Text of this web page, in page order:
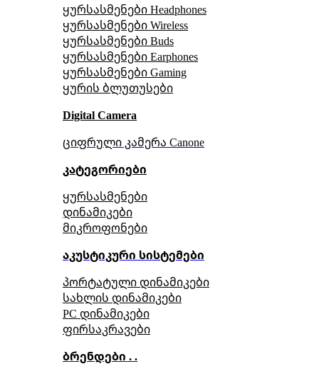
ყურსასმენები Headphones
ყურსასმენები Wireless
ყურსასმენები Buds
ყურსასმენები Earphones
ყურსასმენები Gaming
ყურის ბლუთუსები
Digital Camera
ციფრული კამერა Сanone
კატეგორიები
ყურსასმენები
დინამიკები
მიკროფონები
აკუსტიკური სისტემები
პორტატული დინამიკები
სახლის დინამიკები
PC დინამიკები
ფირსაკრავები
ბრენდები . .